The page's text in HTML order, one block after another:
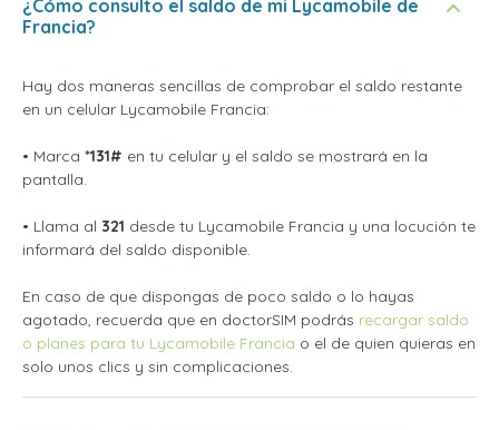
¿Cómo consulto el saldo de mi Lycamobile de
Francia?
Hay dos maneras sencillas de comprobar el saldo restante
en un celular Lycamobile Francia:
• Marca *131# en tu celular y el saldo se mostrará en la
pantalla.
• Llama al 321 desde tu Lycamobile Francia y una locución te
informará del saldo disponible.
En caso de que dispongas de poco saldo o lo hayas
agotado, recuerda que en doctorSIM podrás recargar saldo
o planes para tu Lycamobile Francia o el de quien quieras en
solo unos clics y sin complicaciones.